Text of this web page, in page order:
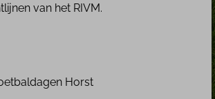
van het RIVM.
Horst